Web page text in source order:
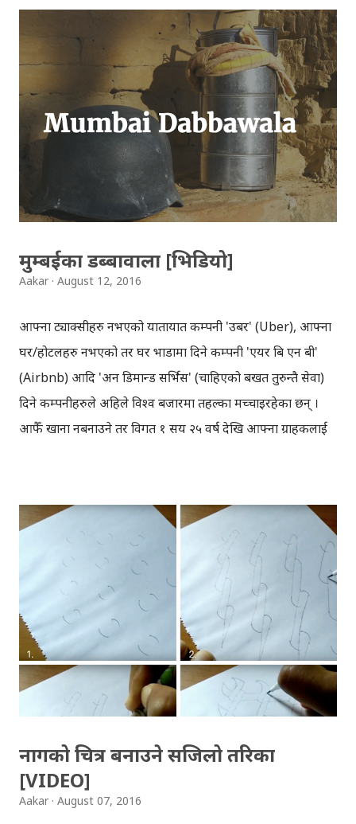
प्रयोगकर्ताहरुले एकआपसमा 'डुओ' प्रयोग गर्न सक्ने कारण, यो
फेसटाइम भन्दा फरक छ । भाइबर जस्तै, डुओ चलाउनको लागि पनि
मोबाइल नम्बरबाट रजिष्ट्रर गर्नुपर्ने हुन्छ, यसअघिका गुगलका एपहरुमा
जिमेलबाट साइन इन गर्नुपर्ने बाध्यता थियो। फोनमा भएका
कन्ट्याक्टबाट डुओ राखिएका व्यक्तिहरु देख्न सकिन्छ । डुओ एपमा,
भिडियो कल गर्न मात्रै मिल्छ, फोन आउँदा आउँदै कसले फोन गर्यो,
कस्तो अवस्थामा छ, कल नउठाइ देख्न सकिन्छ । गुगल ब्लग का
अनुसार 'डुओ' छिटो र भरपर्दो छ । अन्य एपहरुमा भिडियो कल गर्दा,
कनेक्टिङ वा डायलिङ भनेर केही समय लागिरहे...
मुम्बईका डब्बावाला [भिडियो]
Aakar August 12, 2016
आफ्ना ट्याक्सीहरु नभएको यातायात कम्पनी 'उबर' (Uber), आफ्ना
घर/होटलहरु नभएको तर घर भाडामा दिने कम्पनी 'एयर बि एन बी'
(Airbnb) आदि 'अन डिमान्ड सर्भिस' (चाहिएको बखत तुरुन्तै सेवा)
दिने कम्पनीहरुले अहिले विश्व बजारमा तहल्का मच्चाइरहेका छन् ।
आफैँ खाना नबनाउने तर विगत १ सय २५ वर्ष देखि आफ्ना ग्राहकलाई
डब्बावालाका डा. पवन अग्रवालको कुरा मान्ने हो भने, न त डब्बावालाहरु
पढे लेखेका छन्, न त प्रविधिकै उपयोग गर्छन् तर निरन्तर १ सय २५ वर्ष
देखि काम गरिरहेकाछन्, न त कहिले डब्बा साटिन्छन्, न त
डब्बावालाहरु ढिलो नै पुग्छन्, न त कहिले काम नै रोकिएको छ,
डब्बावालाहरु कामलाई 'भगवान' मान्छन् । को हुन् मुम्बईका डब्बावाला?
मुम्बई सहरमा, बिहान घरमा बनेको खाना, दिउँसो अफिसमा पुर्याउने
व्यक्तिहरु डब्बावाला हुन् । अफिसमा काम गर्ने धेरैजसो व्यक्तिहरु घरकै
खाना खान रुचाउँछन्, तर उनीहरुको अफिस २-३ घन्टा रेल चढेर
जानुपर्ने हुन्छ । अत: ९ बजे अफिस पुग्न, धेर...
नागको चित्र बनाउने सजिलो तरिका
[VIDEO]
Aakar August 07, 2016